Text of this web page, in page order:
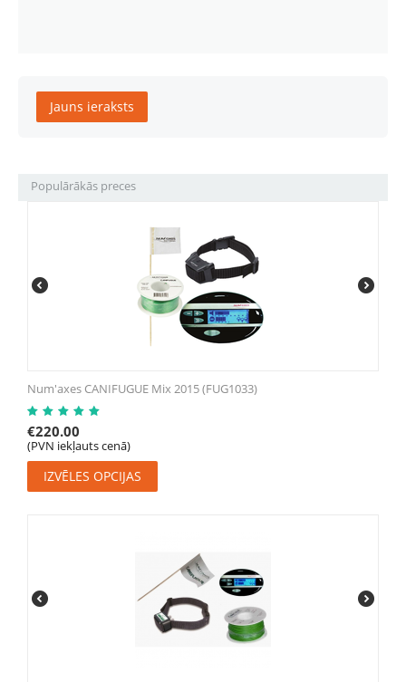
Jauns ieraksts
Populārākās preces
Num'axes CANIFUGUE Mix 2015 (FUG1033)
€220.00
(PVN iekļauts cenā)
IZVĒLES OPCIJAS